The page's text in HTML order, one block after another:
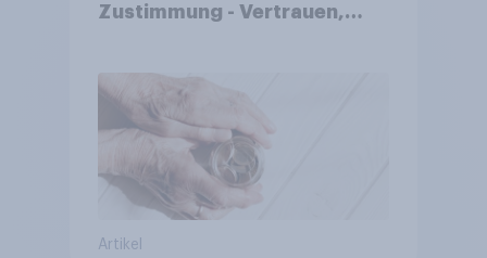
Zustimmung - Vertrauen,
Akzeptanz
Artikel